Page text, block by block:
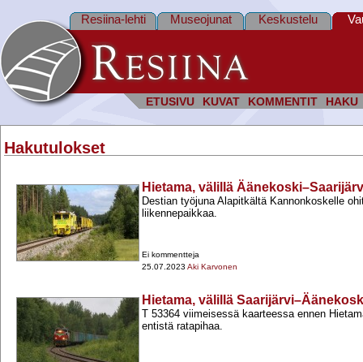
ETUSIVU KUVAT KOMMENTIT HAKU
Resiina-lehti Museojunat Keskustelu
Hakutulokset
Hietama, välillä
Destian työjuna Alapitkältä Kannonkoskelle
liikennepaikkaa.
Ei kommentteja
25.07.2023 Aki Karvonen
Hietama, välillä
T 53364 viimeisessä kaarteessa ennen
entistä ratapihaa.